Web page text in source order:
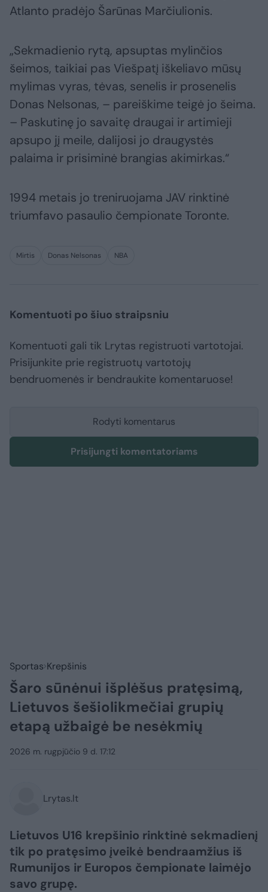
Atlanto pradėjo Šarūnas Marčiulionis.
„Sekmadienio rytą, apsuptas mylinčios
šeimos, taikiai pas Viešpatį iškeliavo mūsų
mylimas vyras, tėvas, senelis ir prosenelis
Donas Nelsonas, – pareiškime teigė jo šeima.
– Paskutinę jo savaitę draugai ir artimieji
apsupo jį meile, dalijosi jo draugystės
palaima ir prisiminė brangias akimirkas.“
1994 metais jo treniruojama JAV rinktinė
triumfavo pasaulio čempionate Toronte.
Mirtis Donas Nelsonas NBA
Komentuoti po šiuo straipsniu
Komentuoti gali tik Lrytas registruoti vartotojai.
Prisijunkite prie registruotų vartotojų
bendruomenės ir bendraukite komentaruose!
Rodyti komentarus
Prisijungti komentatoriams
Sportas Krepšinis
Šaro sūnėnui išplėšus pratęsimą,
Lietuvos šešiolikmečiai grupių
etapą užbaigė be nesėkmių
2026 m. rugpjūčio 9 d. 17:12
Lrytas.lt
Lietuvos U16 krepšinio rinktinė sekmadienį
tik po pratęsimo įveikė bendraamžius iš
Rumunijos ir Europos čempionate laimėjo
savo grupę.